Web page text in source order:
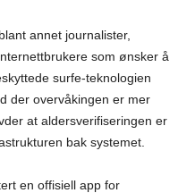
annet journalister,
som ønsker å
surfe-teknologien
der overvåkingen er mer
at aldersverifiseringen er
bak systemet.
en offisiell app for